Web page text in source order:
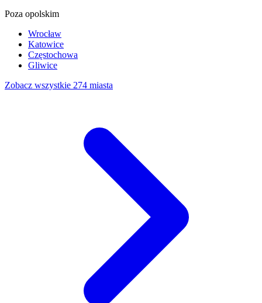
Poza opolskim
Wrocław
Katowice
Częstochowa
Gliwice
Zobacz wszystkie 274 miasta